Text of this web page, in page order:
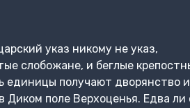
указ никому не указ,
слобожане, и беглые
единицы получают дворянство и
поле Верхоценья. Едва ли